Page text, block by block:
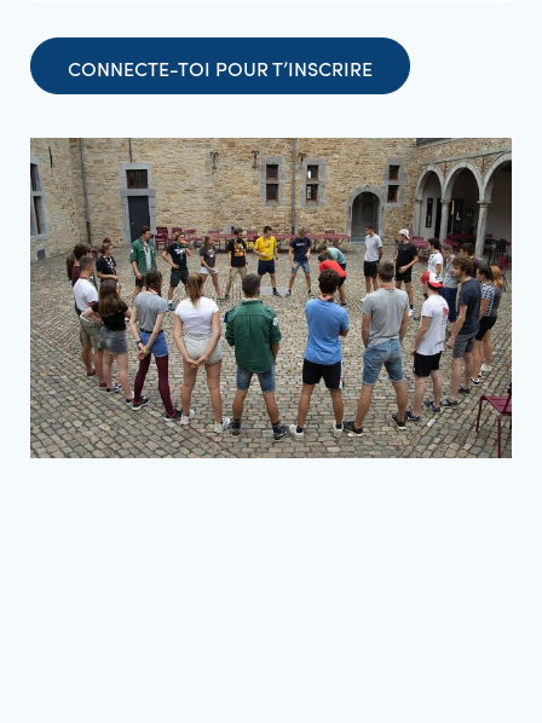
CONNECTE-TOI POUR T’INSCRIRE